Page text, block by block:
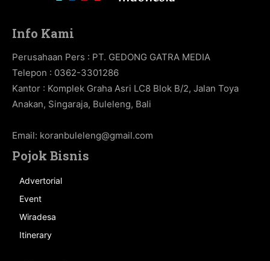
Info Kami
Perusahaan Pers : PT. GEDONG GATRA MEDIA
Telepon : 0362-3301286
Kantor : Komplek Graha Asri LC8 Blok B/2, Jalan Toya
Anakan, Singaraja, Buleleng, Bali
Email: koranbuleleng@gmail.com
Pojok Bisnis
Advertorial
Event
Wiradesa
Itinerary